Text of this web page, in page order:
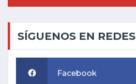
SÍGUENOS EN REDES
Facebook